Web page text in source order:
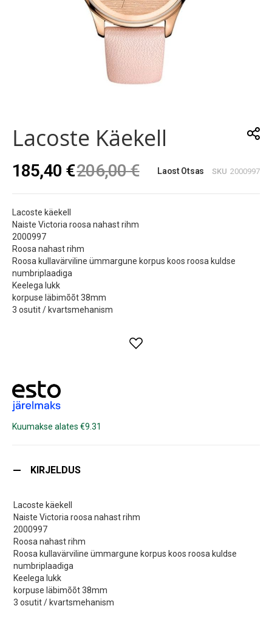
beginning
of
images
Lacoste Käekell
185,40 €206,00 € Laost Otsas SKU 2000997
Lacoste käekell
Naiste Victoria roosa nahast rihm
2000997
Roosa nahast rihm
Roosa kullavärviline ümmargune korpus koos roosa kuldse
numbriplaadiga
Keelega lukk
korpuse läbimõõt 38mm
3 osutit / kvartsmehanism
Kuumakse alates €9.31
KIRJELDUS
Lacoste käekell
Naiste Victoria roosa nahast rihm
2000997
Roosa nahast rihm
Roosa kullavärviline ümmargune korpus koos roosa kuldse
numbriplaadiga
Keelega lukk
korpuse läbimõõt 38mm
3 osutit / kvartsmehanism